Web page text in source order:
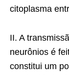
citoplasma
II. A
neurônios é
constitui um